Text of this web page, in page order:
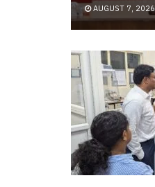
AUGUST 7, 2026